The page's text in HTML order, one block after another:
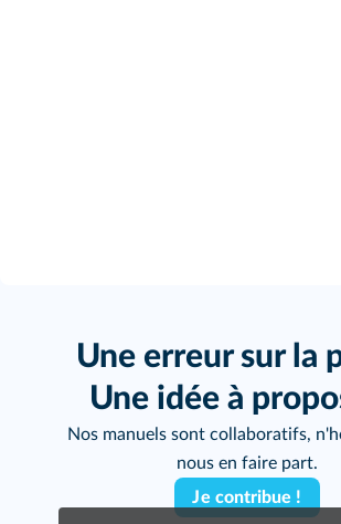
Une erreur sur la
Une idée à
Nos manuels sont collaboratifs,
nous en faire part.
Je contribue !